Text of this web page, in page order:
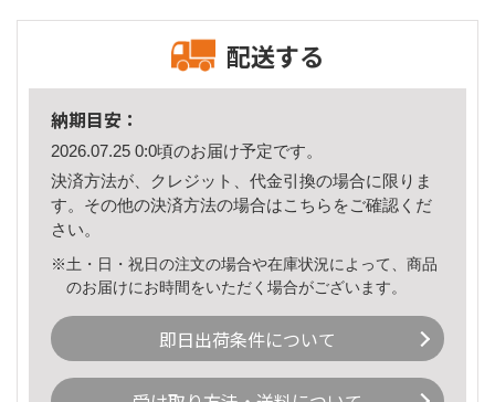
配送する
納期目安：
2026.07.25 0:0頃のお届け予定です。
決済方法が、クレジット、代金引換の場合に限りま
す。その他の決済方法の場合はこちら をご確認くだ
さい。
※土・日・祝日の注文の場合や在庫状況によって、商品
のお届けにお時間をいただく場合がございます。
即日出荷条件について